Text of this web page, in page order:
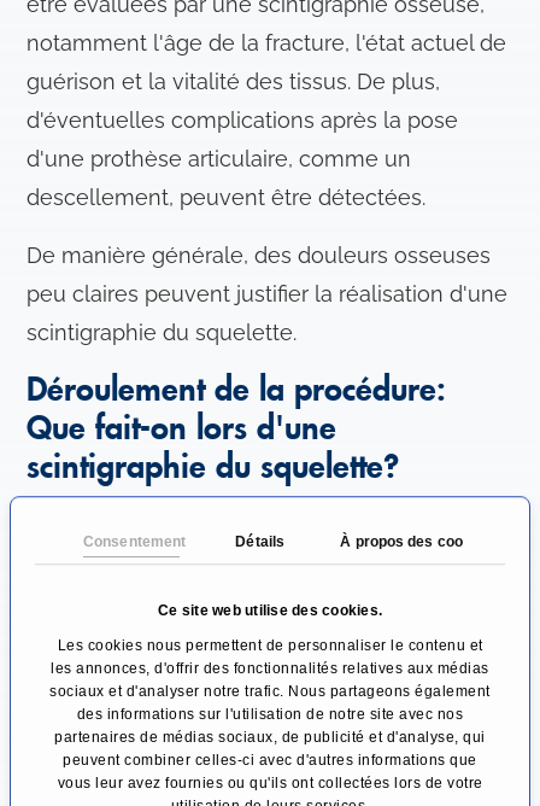
Consentement Détails À propos des cookies
Ce site web utilise des cookies.
Les cookies nous permettent de personnaliser le contenu et
les annonces, d'offrir des fonctionnalités relatives aux médias
sociaux et d'analyser notre trafic. Nous partageons également
des informations sur l'utilisation de notre site avec nos
partenaires de médias sociaux, de publicité et d'analyse, qui
peuvent combiner celles-ci avec d'autres informations que
vous leur avez fournies ou qu'ils ont collectées lors de votre
notamment l'âge de la fracture, l'état actuel de
guérison et la vitalité des tissus. De plus,
d'éventuelles complications après la pose
d'une prothèse articulaire, comme un
descellement, peuvent être détectées.
De manière générale, des douleurs osseuses
peu claires peuvent justifier la réalisation d'une
scintigraphie du squelette.
Déroulement de la procédure:
Que fait-on lors d'une
scintigraphie du squelette?
patient est généralement informé par son
généralement des bisphosphonates de
technétium 99m, est injecté dans une veine et
passe ainsi dans la circulation sanguine. Ce
médicament s'accumule de préférence dans